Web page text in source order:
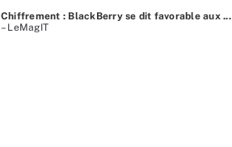
Chiffrement : BlackBerry se dit favorable aux ...
– LeMagIT